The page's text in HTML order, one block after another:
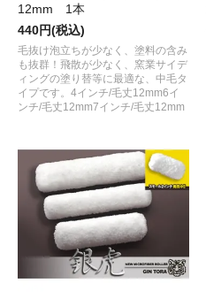
12mm 1本
440円(税込)
毛抜け泡立ちが少なく、塗料の含み
も抜群！飛散が少なく、窯業サイデ
ィングの塗り替等に最適な、中毛タ
イプです。4インチ/毛丈12mm6イ
ンチ/毛丈12mm7インチ/毛丈12mm